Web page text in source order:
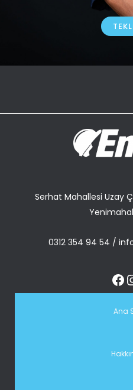
Serhat Mahallesi Uzay
0312 354 94 54 /
Ana